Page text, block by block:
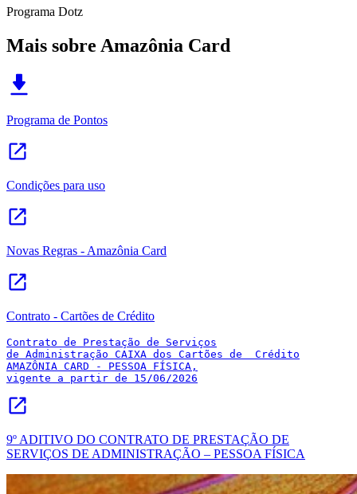
Programa Dotz
Mais sobre Amazônia Card
Programa de Pontos
Condições para uso
Novas Regras - Amazônia Card
Contrato - Cartões de Crédito
Contrato de Prestação de Serviços
de Administração CAIXA dos Cartões de  Crédito
AMAZÔNIA CARD - PESSOA FÍSICA,
vigente a partir de 15/06/2026
9º ADITIVO DO CONTRATO DE PRESTAÇÃO DE
SERVIÇOS DE ADMINISTRAÇÃO – PESSOA FÍSICA